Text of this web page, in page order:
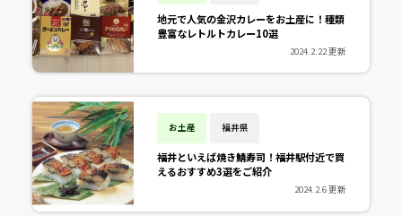
地元で人気の金沢カレーをお土産に！種類
豊富なレトルトカレー10選
2024.2.22 更新
お土産 福井県
福井といえば焼き鯖寿司！福井駅付近で買
えるおすすめ3選をご紹介
2024.2.6 更新